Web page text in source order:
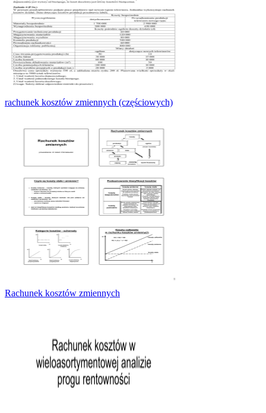
rachunek kosztów zmiennych (częściowych)
Rachunek kosztów zmiennych